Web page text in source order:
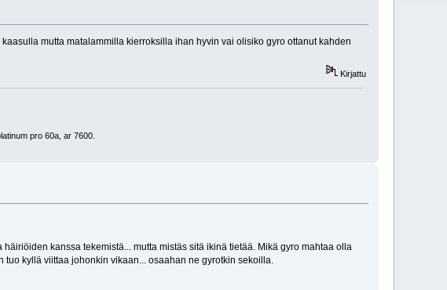
mutta matalammilla kierroksilla ihan hyvin vai olisiko gyro ottanut kahden
Kirjattu
pro 60a, ar 7600.
kanssa tekemistä... mutta mistäs sitä ikinä tietää. Mikä gyro mahtaa olla
kyllä viittaa johonkin vikaan... osaahan ne gyrotkin sekoilla.